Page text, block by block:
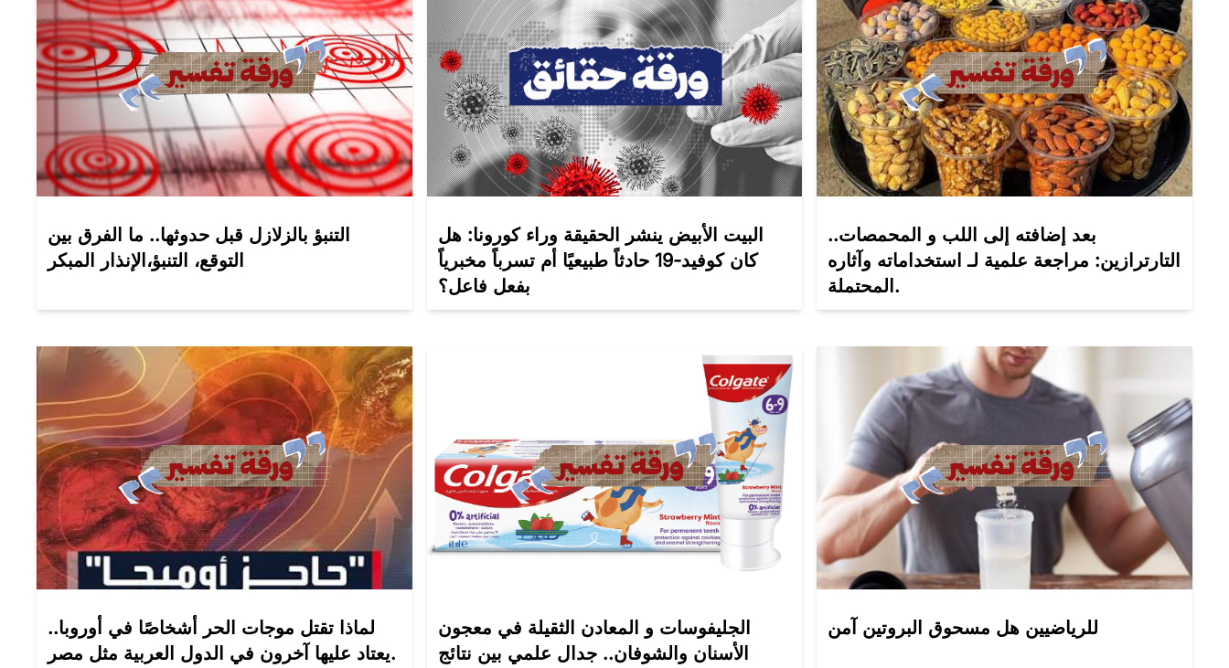
التنبؤ بالزلازل قبل حدوثها.. ما الفرق بين
التوقع، التنبؤ،الإنذار المبكر
البيت الأبيض ينشر الحقيقة وراء كورونا: هل
كان كوفيد-19 حادثاً طبيعيًا أم تسرباً مخبرياً
بفعل فاعل؟
بعد إضافته إلى اللب و المحمصات..
التارترازين: مراجعة علمية لـ استخداماته وآثاره
المحتملة.
لماذا تقتل موجات الحر أشخاصًا في أوروبا..
يعتاد عليها آخرون في الدول العربية مثل مصر.
الجليفوسات و المعادن الثقيلة في معجون
الأسنان والشوفان.. جدال علمي بين نتائج
للرياضيين هل مسحوق البروتين آمن